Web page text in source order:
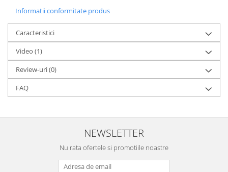
Informatii conformitate produs
Caracteristici
Video (1)
Review-uri(0)
FAQ
NEWSLETTER
Nu rata ofertele si promotiile noastre